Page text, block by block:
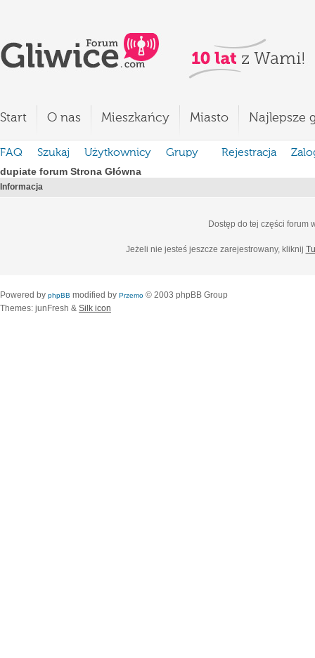
Start O nas Mieszkańcy Miasto Najlepsze
FAQ Szukaj Użytkownicy Grupy Rejestracja
dupiate forum Strona Główna
Informacja
Dostęp do tej części forum
Jeżeli nie jesteś jeszcze zarejestrowany, kliknij
Powered by phpBB modified by Przemo © 2003 phpBB Group
Themes: junFresh & Silk icon